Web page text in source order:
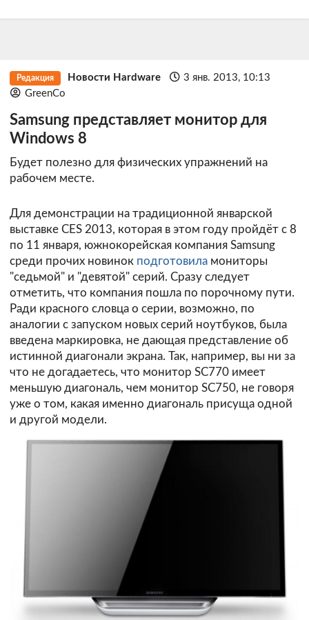
Редакция Новости Hardware
3 янв. 2013, 10:13
GreenCo
Samsung представляет монитор для
Windows 8
Будет полезно для физических упражнений на
рабочем месте.
Для демонстрации на традиционной январской
выставке CES 2013, которая в этом году пройдёт с 8
по 11 января, южнокорейская компания Samsung
среди прочих новинок подготовила мониторы
"седьмой" и "девятой" серий. Сразу следует
отметить, что компания пошла по порочному пути.
Ради красного словца о серии, возможно, по
аналогии с запуском новых серий ноутбуков, была
введена маркировка, не дающая представление об
истинной диагонали экрана. Так, например, вы ни за
что не догадаетесь, что монитор SC770 имеет
меньшую диагональ, чем монитор SC750, не говоря
уже о том, какая именно диагональ присуща одной
и другой модели.